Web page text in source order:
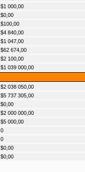
$1 000,00
$0,00
$100,00
$4 840,00
$1 047,00
$62 674,00
$2 100,00
$1 039 000,00
$2 038 050,00
$5 737 305,00
$0,00
$2 000 000,00
$5 000,00
0
0
$0,00
$0,00